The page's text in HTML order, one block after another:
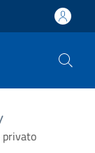
privato